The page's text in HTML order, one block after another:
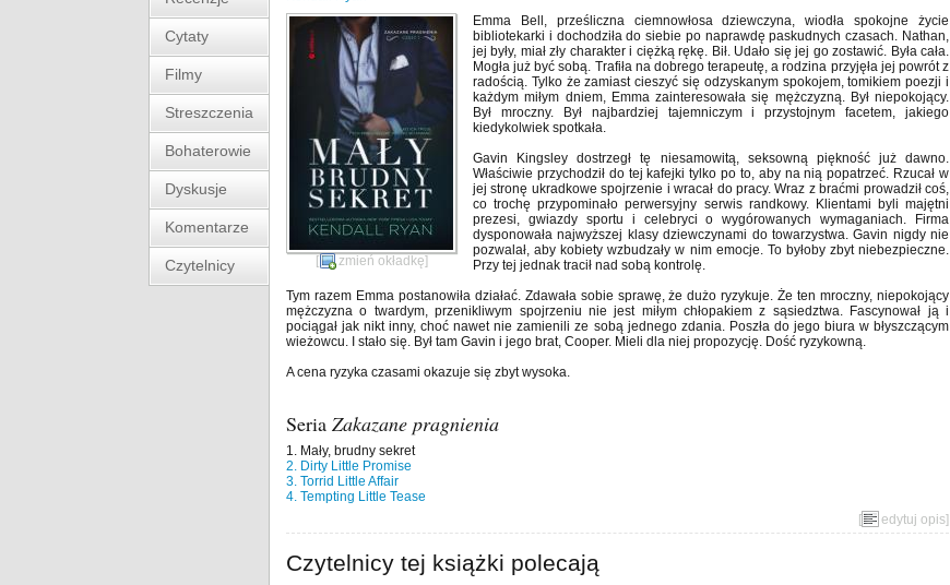
Cytaty
Filmy
Streszczenia
Bohaterowie
Dyskusje
Komentarze
Czytelnicy [ zmień okładkę]
Emma Bell, prześliczna ciemnowłosa dziewczyna, wiodła spokojne życie
bibliotekarki i dochodziła do siebie po naprawdę paskudnych czasach. Nathan,
jej były, miał zły charakter i ciężką rękę. Bił. Udało się jej go zostawić. Była cała.
Mogła już być sobą. Trafiła na dobrego terapeutę, a rodzina przyjęła jej powrót z
radością. Tylko że zamiast cieszyć się odzyskanym spokojem, tomikiem poezji i
każdym miłym dniem, Emma zainteresowała się mężczyzną. Był niepokojący.
Był mroczny. Był najbardziej tajemniczym i przystojnym facetem, jakiego
kiedykolwiek spotkała.
Gavin Kingsley dostrzegł tę niesamowitą, seksowną piękność już dawno.
Właściwie przychodził do tej kafejki tylko po to, aby na nią popatrzeć. Rzucał w
jej stronę ukradkowe spojrzenie i wracał do pracy. Wraz z braćmi prowadził coś,
co trochę przypominało perwersyjny serwis randkowy. Klientami byli majętni
prezesi, gwiazdy sportu i celebryci o wygórowanych wymaganiach. Firma
dysponowała najwyższej klasy dziewczynami do towarzystwa. Gavin nigdy nie
pozwalał, aby kobiety wzbudzały w nim emocje. To byłoby zbyt niebezpieczne.
Przy tej jednak tracił nad sobą kontrolę.
Tym razem Emma postanowiła działać. Zdawała sobie sprawę, że dużo ryzykuje. Że ten mroczny, niepokojący
mężczyzna o twardym, przenikliwym spojrzeniu nie jest miłym chłopakiem z sąsiedztwa. Fascynował ją i
pociągał jak nikt inny, choć nawet nie zamienili ze sobą jednego zdania. Poszła do jego biura w błyszczącym
wieżowcu. I stało się. Był tam Gavin i jego brat, Cooper. Mieli dla niej propozycję. Dość ryzykowną.
A cena ryzyka czasami okazuje się zbyt wysoka.
Seria Zakazane pragnienia
1. Mały, brudny sekret
2. Dirty Little Promise
3. Torrid Little Affair
4. Tempting Little Tease
[
edytuj opis]
Czytelnicy tej książki polecają